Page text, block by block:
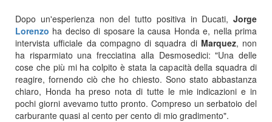
Dopo un'esperienza non del tutto positiva in Ducati, Jorge
Lorenzo ha deciso di sposare la causa Honda e, nella prima
intervista ufficiale da compagno di squadra di Marquez, non
ha risparmiato una frecciatina alla Desmosedici: "Una delle
cose che più mi ha colpito è stata la capacità della squadra di
reagire, fornendo ciò che ho chiesto. Sono stato abbastanza
chiaro, Honda ha preso nota di tutte le mie indicazioni e in
pochi giorni avevamo tutto pronto. Compreso un serbatoio del
carburante quasi al cento per cento di mio gradimento".